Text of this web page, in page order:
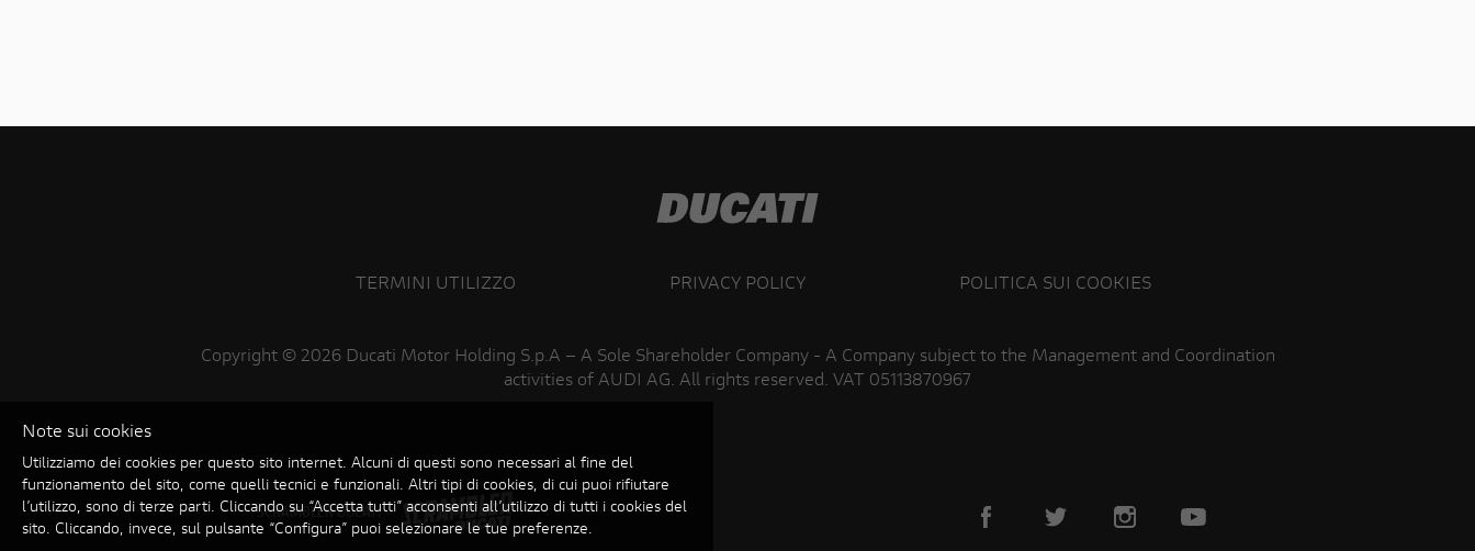
Note sui cookies
Utilizziamo dei cookies per questo sito internet. Alcuni di questi sono necessari al fine del
funzionamento del sito, come quelli tecnici e funzionali. Altri tipi di cookies, di cui puoi rifiutare
l’utilizzo, sono di terze parti. Cliccando su “Accetta tutti” acconsenti all’utilizzo di tutti i cookies del
sito. Cliccando, invece, sul pulsante “Configura” puoi selezionare le tue preferenze.
TERMINI UTILIZZO PRIVACY POLICY POLITICA SUI COOKIES
Copyright © 2026 Ducati Motor Holding S.p.A – A Sole Shareholder Company - A Company subject to the Management and Coordination
activities of AUDI AG. All rights reserved. VAT 05113870967
SCRAMBLER DUCATI